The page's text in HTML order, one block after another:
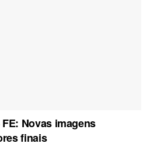
Novas imagens
finais